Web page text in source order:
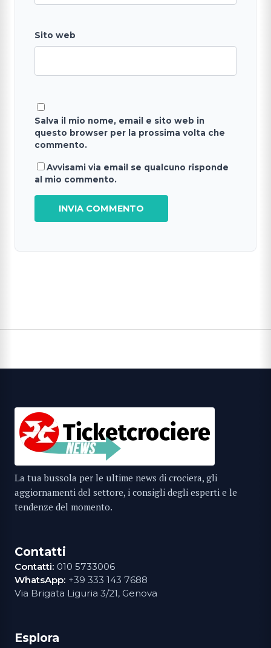
Sito web
Salva il mio nome, email e sito web in
questo browser per la prossima volta che
commento.
Avvisami via email se qualcuno risponde
al mio commento.
La tua bussola per le ultime news di crociera, gli
aggiornamenti del settore, i consigli degli esperti e le
tendenze del momento.
Contatti
Contatti: 010 5733006
WhatsApp: +39 333 143 7688
Via Brigata Liguria 3/21, Genova
Esplora